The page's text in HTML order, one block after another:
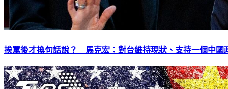
挨罵後才換句話說？ 馬克宏：對台維持現狀、支持一個中國